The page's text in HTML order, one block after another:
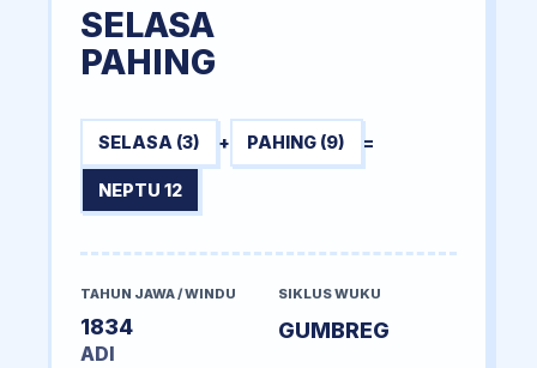
SELASA
PAHING
SELASA (3) + PAHING (9) =
NEPTU 12
TAHUN JAWA / WINDU
1834
ADI
SIKLUS WUKU
GUMBREG